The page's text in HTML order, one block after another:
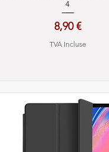
4
Prix
8,90 €
TVA Incluse